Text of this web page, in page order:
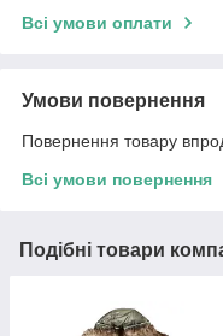
Всі умови оплати
Умови повернення
Повернення товару
Всі умови повернення
Подібні товари